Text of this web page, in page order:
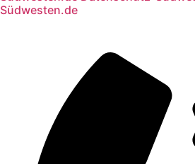
Südwesten.de